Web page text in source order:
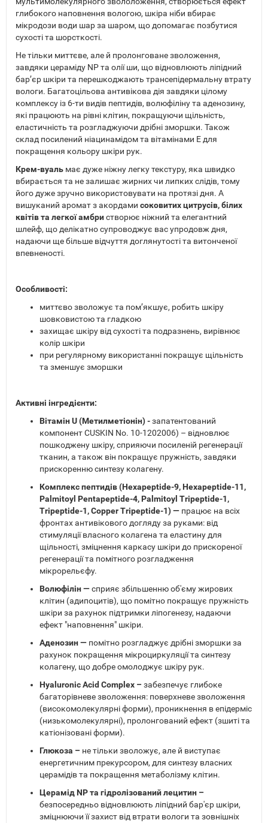
глибокого наповнення вологою, шкіра ніби вбирає
мікродози води шар за шаром, що допомагає позбутися
сухості та шорсткості.
Не тільки миттєве, але й пролонговане зволоження,
завдяки цераміду NP та олії ши, що відновлюють ліпідний
бар’єр шкіри та перешкоджають трансепідермальну втрату
вологи. Багатоцільова антивікова дія завдяки цілому
комплексу із 6-ти видів пептидів, волюфіліну та аденозину,
які працюють на рівні клітин, покращуючи щільність,
еластичність та розгладжуючи дрібні зморшки. Також
склад посилений ніацинамідом та вітамінами Е для
покращення кольору шкіри рук.
Крем-вуаль має дуже ніжну легку текстуру, яка швидко
вбирається та не залишає жирних чи липких слідів, тому
його дуже зручно використовувати на протязі дня. А
вишуканий аромат з акордами соковитих цитрусів, білих
квітів та легкої амбристворює ніжний та елегантний
шлейф, що делікатно супроводжує вас упродовж дня,
надаючи ще більше відчуття доглянутості та витонченої
впевненості.
Особливості:
миттєво зволожує та пом’якшує, робить шкіру
шовковистою та гладкою
захищає шкіру від сухості та подразнень, вирівнює
колір шкіри
при регулярному використанні покращує щільність
та зменшує зморшки
Активні інгредієнти:
Вітамін U (Метилметіонін) -запатентований
компонент CUSKIN No. 10-1202006) – відновлює
пошкоджену шкіру, сприяючи посиленій регенерації
тканин, а також він покращує пружність, завдяки
прискоренню синтезу колагену.
Комплекс пептидів (Hexapeptide-9, Hexapeptide-11,
Palmitoyl Pentapeptide-4, Palmitoyl Tripeptide-1,
Tripeptide-1, Copper Tripeptide-1) — працює на всіх
фронтах антивікового догляду за руками: від
стимуляції власного колагена та еластину для
щільності, зміцнення каркасу шкіри до прискореної
регенерації та помітного розгладження
мікрорельєфу.
Волюфілін —сприяє збільшенню об'єму жирових
клітин (адипоцитів), що помітно покращує пружність
шкіри за рахунок підтримки ліпогенезу, надаючи
ефект "наповнення" шкіри.
Аденозин — помітно розгладжує дрібні зморшки за
рахунок покращення мікроциркуляції та синтезу
колагену, що добре омолоджує шкіру рук.
Hyaluronic Acid Complex – забезпечує глибоке
багаторівневе зволоження: поверхневе зволоження
(високомолекулярні форми), проникнення в епідерміс
(низькомолекулярні), пролонгований ефект (зшиті та
катіонізовані форми).
Глюкоза – не тільки зволожує, але й виступає
енергетичним прекурсором, для синтезу власних
церамідів та покращення метаболізму клітин.
Церамід NP та гідролізований лецитин –
безпосередньо відновлюють ліпідний бар'єр шкіри,
зміцнюючи її захист від втрати вологи та зовнішніх